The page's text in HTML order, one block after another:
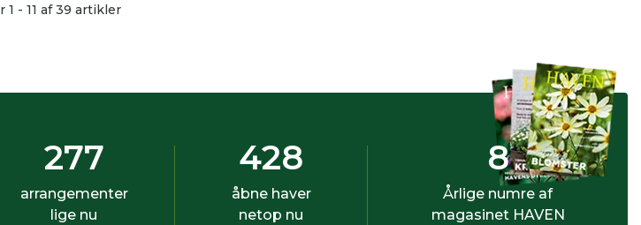
1 - 11 af 39 artikler
277
arrangementer
lige nu
428
åbne haver
netop nu
8
Årlige numre af
magasinet HAVEN